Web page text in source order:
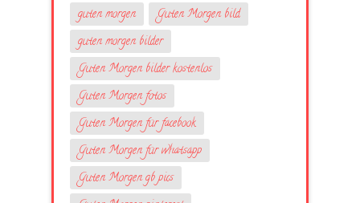
guten morgen
Guten Morgen bild
guten morgen bilder
Guten Morgen bilder kostenlos
Guten Morgen fotos
Guten Morgen für facebook
Guten Morgen für whatsapp
Guten Morgen gb pics